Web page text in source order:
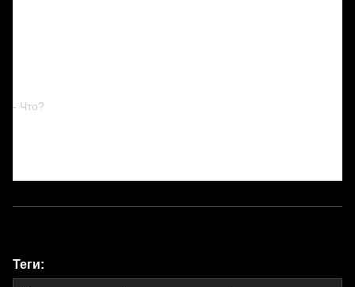
- Что?
Теги: